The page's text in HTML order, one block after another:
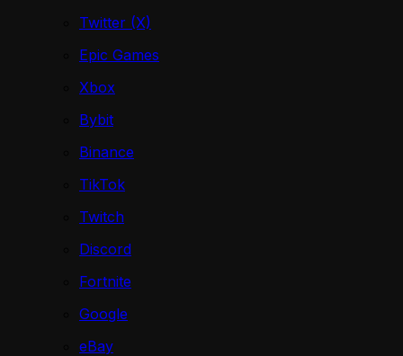
Twitter (X)
Epic Games
Xbox
Bybit
Binance
TikTok
Twitch
Discord
Fortnite
Google
eBay